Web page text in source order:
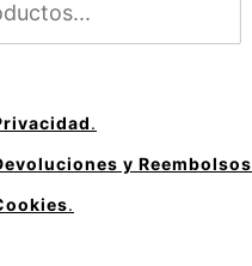
.
y Reembolsos
.